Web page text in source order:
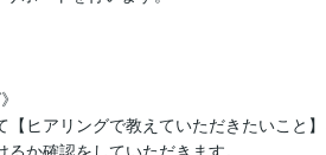
リングで教えていただきたいこと】
か確認をしていただきます。